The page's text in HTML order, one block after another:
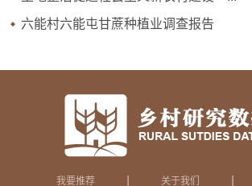
六能村六能屯甘蔗种植业调查报告
我要推荐 关于我们